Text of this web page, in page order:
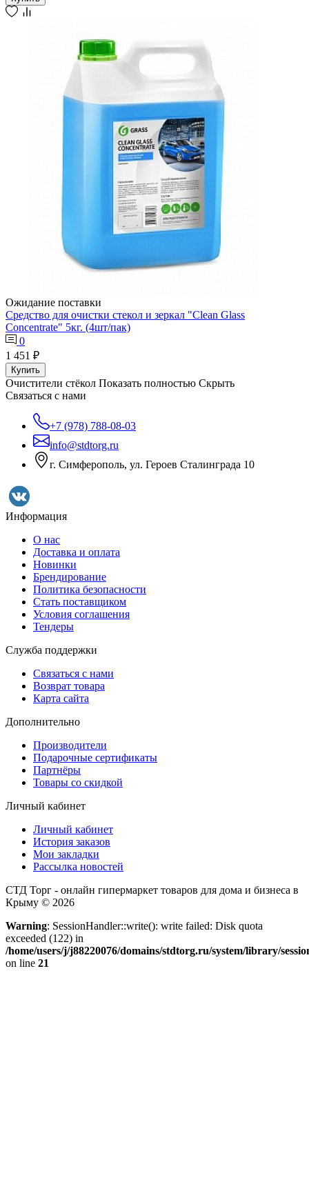
Ожидание поставки
Средство для очистки стекол и зеркал "Clean Glass
Concentrate" 5кг. (4шт/пак)
0
1 451 ₽
Купить
Очистители стёкол Показать полностью Скрыть
Связаться с нами
+7 (978) 788-08-03
info@stdtorg.ru
г. Симферополь, ул. Героев Сталинграда 10
Информация
О нас
Доставка и оплата
Новинки
Брендирование
Политика безопасности
Стать поставщиком
Условия соглашения
Тендеры
Служба поддержки
Связаться с нами
Возврат товара
Карта сайта
Дополнительно
Производители
Подарочные сертификаты
Партнёры
Товары со скидкой
Личный кабинет
Личный кабинет
История заказов
Мои закладки
Рассылка новостей
СТД Торг - онлайн гипермаркет товаров для дома и бизнеса в
Крыму © 2026
Warning: SessionHandler::write(): write failed: Disk quota
exceeded (122) in
/home/users/j/j88220076/domains/stdtorg.ru/system/library/
on line 21